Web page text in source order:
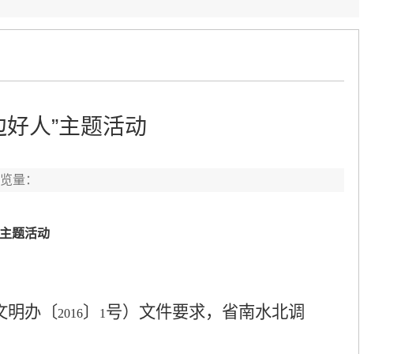
人”主题活动
：
题活动
明办〔2016〕 1 号）文件要求，省南水北调